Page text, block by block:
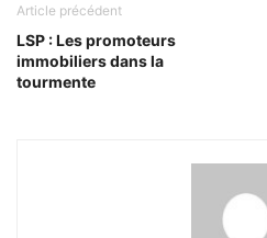
Article précédent
LSP : Les promoteurs
immobiliers dans la
tourmente